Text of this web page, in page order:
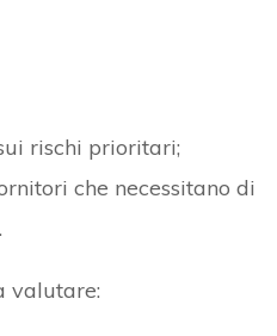
rischi prioritari;
che necessitano di
valutare: